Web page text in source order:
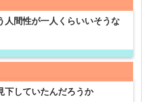
人間性が一人くらいいそうな
下していたんだろうか